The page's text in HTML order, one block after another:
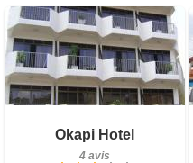
Okapi Hotel
4 avis
Petit-déjeuner inclus
4 avis